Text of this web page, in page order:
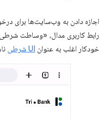
رابط کاربری مدال، «وساطت
خودکار اغلب به عنوان UI شرطی